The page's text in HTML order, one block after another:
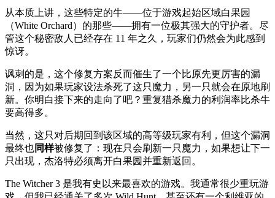
从本质上讲，这些特定的牛——位于游戏起始区域白果园
（White Orchard）的那些——拥有一位极其强大的守护者。尽
管这个秘密敌人已经存在 11 年之久，玩家们仍然会为此感到
惊讶。
讽刺的是，这个修复方案反而催生了一个比原先更厉害的漏
洞，因为如果玩家设法杀死了这只魔力，另一只就会在原地刷
新。你明白接下来的走向了吧？重复猎杀魔力的利润率比杀牛
要高得多。
当然，这只对后期回到该区域的高等级玩家有利，但这个漏洞
最终也同样被修复了：现在只会刷新一只魔力，如果想让下一
只出现，杰洛特必须离开白果园并重新返回。
The Witcher 3 是我有史以来最喜欢的游戏。我通常很少重玩游